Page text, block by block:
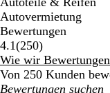
Autovermietung
Bewertungen
4.1(250250
Bewertungen
)
Wie wir
Von 250 Kunden
Meine